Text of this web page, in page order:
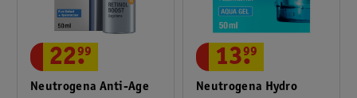
Neutrogena Anti-Age
22.
99
Neutrogena Hydro
13.
99